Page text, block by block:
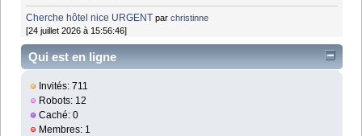
Cherche hôtel nice URGENT parchristinne
[24 juillet 2026 à 15:56:46]
Qui est en ligne
Invités: 711
Robots: 12
Caché: 0
Membres: 1